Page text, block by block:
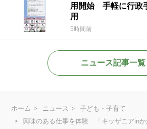
用開始 手軽に行政
用
5時間前
ニュース記事一覧
ホーム ニュース
子ども・子育て
興味のある仕事を体験 「キッザニアinか